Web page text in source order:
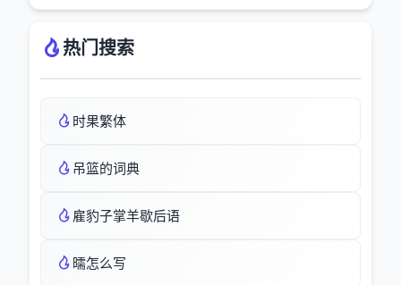
热门搜索
时果繁体
吊篮的词典
雇豹子掌羊歇后语
曘怎么写